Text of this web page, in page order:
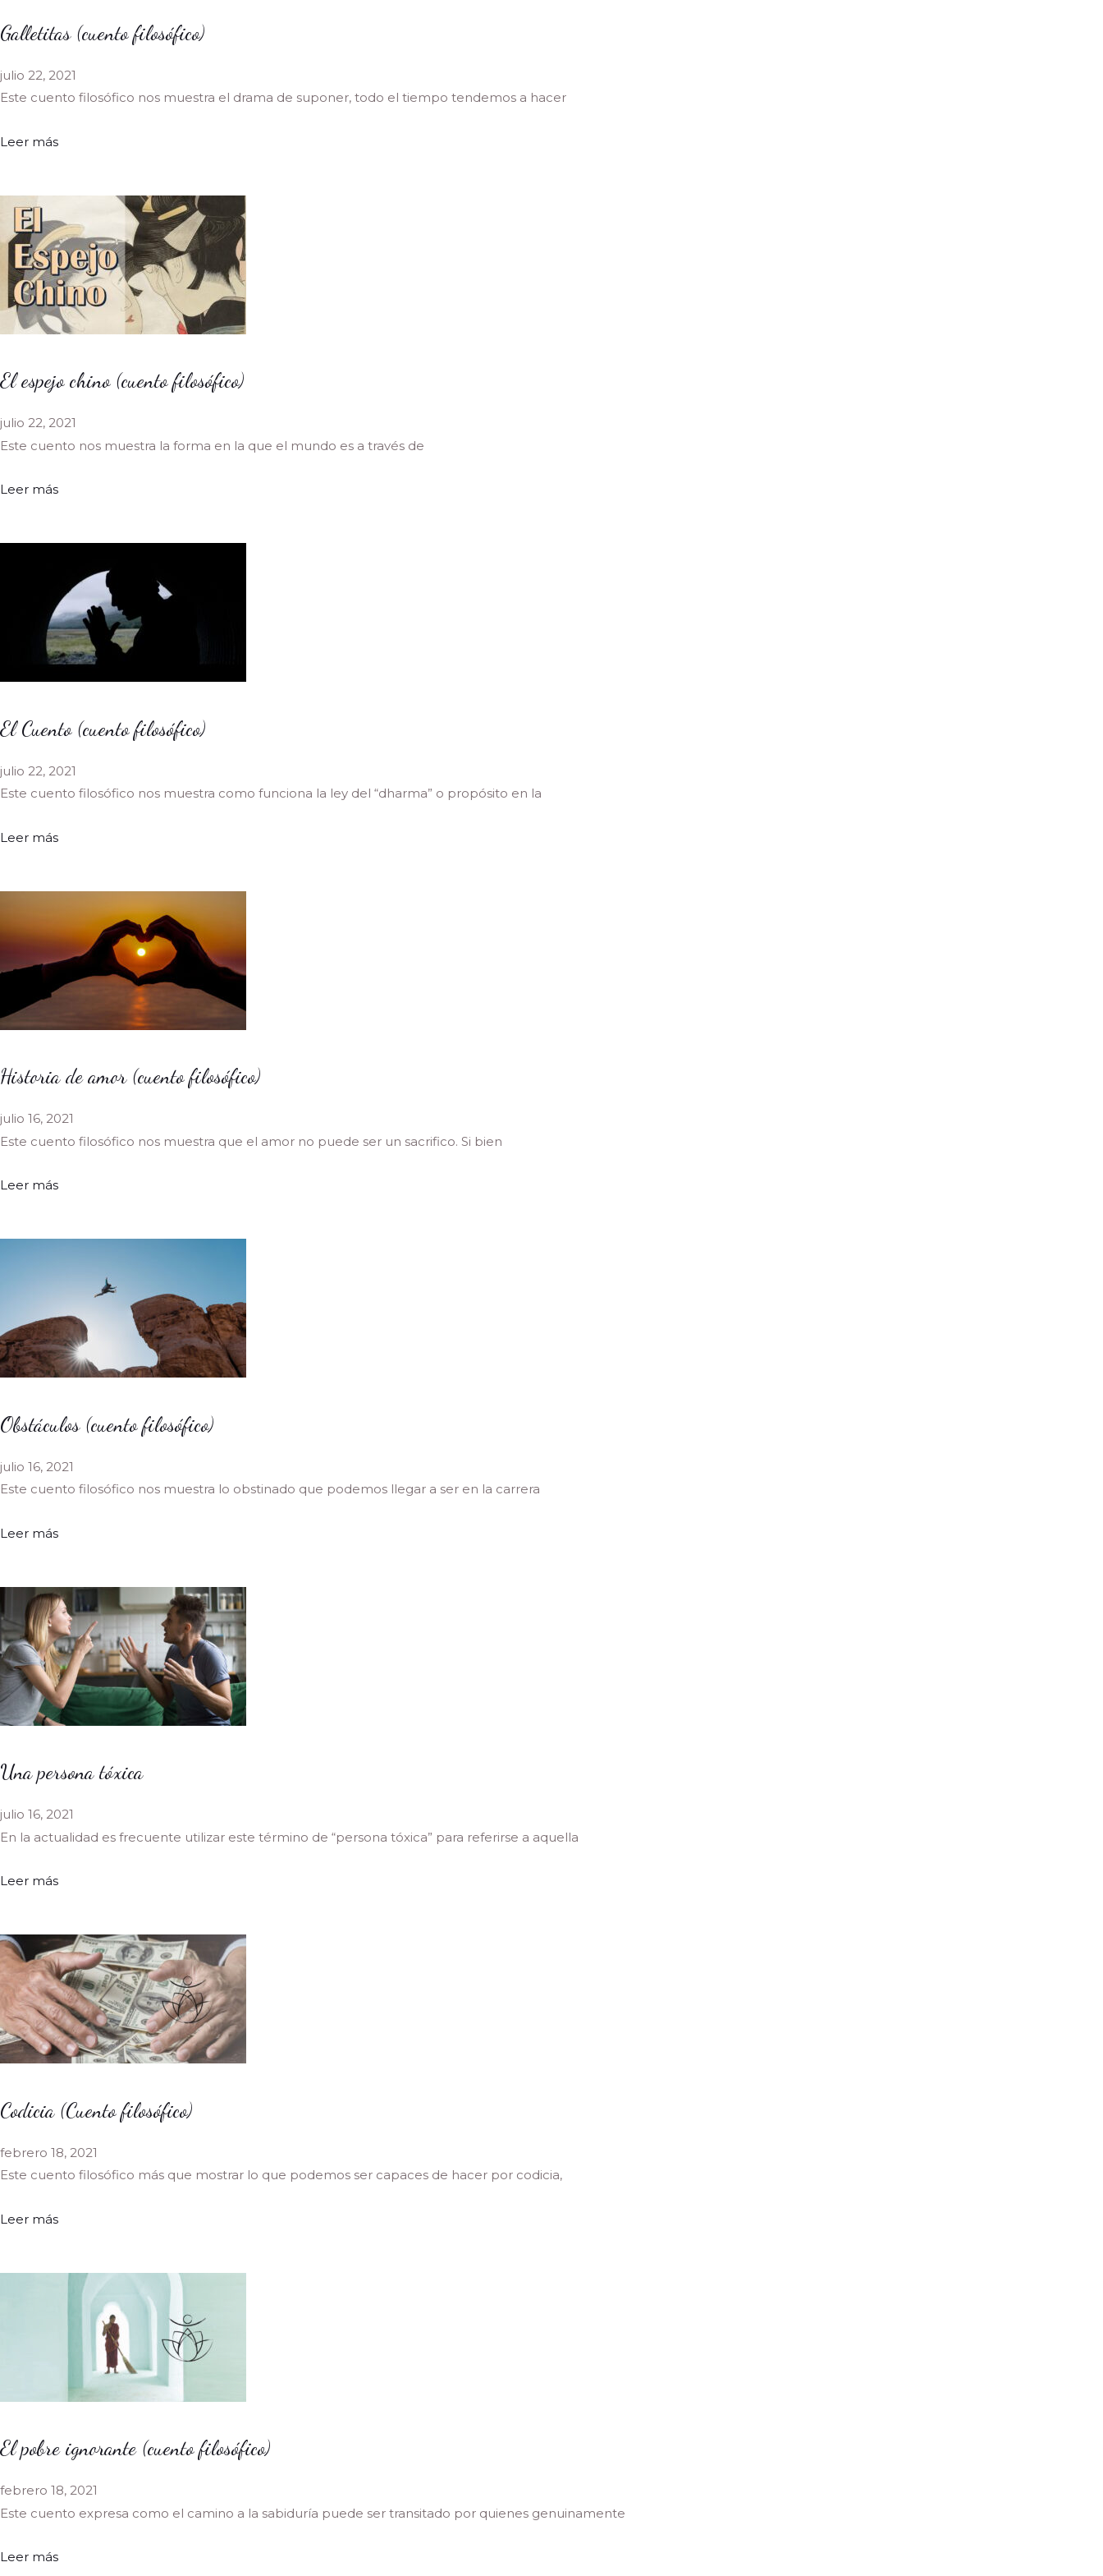
Galletitas (cuento filosófico)
julio 22, 2021
Este cuento filosófico nos muestra el drama de suponer, todo el tiempo tendemos a hacer
Leer más
El espejo chino (cuento filosófico)
julio 22, 2021
Este cuento nos muestra la forma en la que el mundo es a través de
Leer más
El Cuento (cuento filosófico)
julio 22, 2021
Este cuento filosófico nos muestra como funciona la ley del “dharma” o propósito en la
Leer más
Historia de amor (cuento filosófico)
julio 16, 2021
Este cuento filosófico nos muestra que el amor no puede ser un sacrifico. Si bien
Leer más
Obstáculos (cuento filosófico)
julio 16, 2021
Este cuento filosófico nos muestra lo obstinado que podemos llegar a ser en la carrera
Leer más
Una persona tóxica
julio 16, 2021
En la actualidad es frecuente utilizar este término de “persona tóxica” para referirse a aquella
Leer más
Codicia (Cuento filosófico)
febrero 18, 2021
Este cuento filosófico más que mostrar lo que podemos ser capaces de hacer por codicia,
Leer más
El pobre ignorante (cuento filosófico)
febrero 18, 2021
Este cuento expresa como el camino a la sabiduría puede ser transitado por quienes genuinamente
Leer más